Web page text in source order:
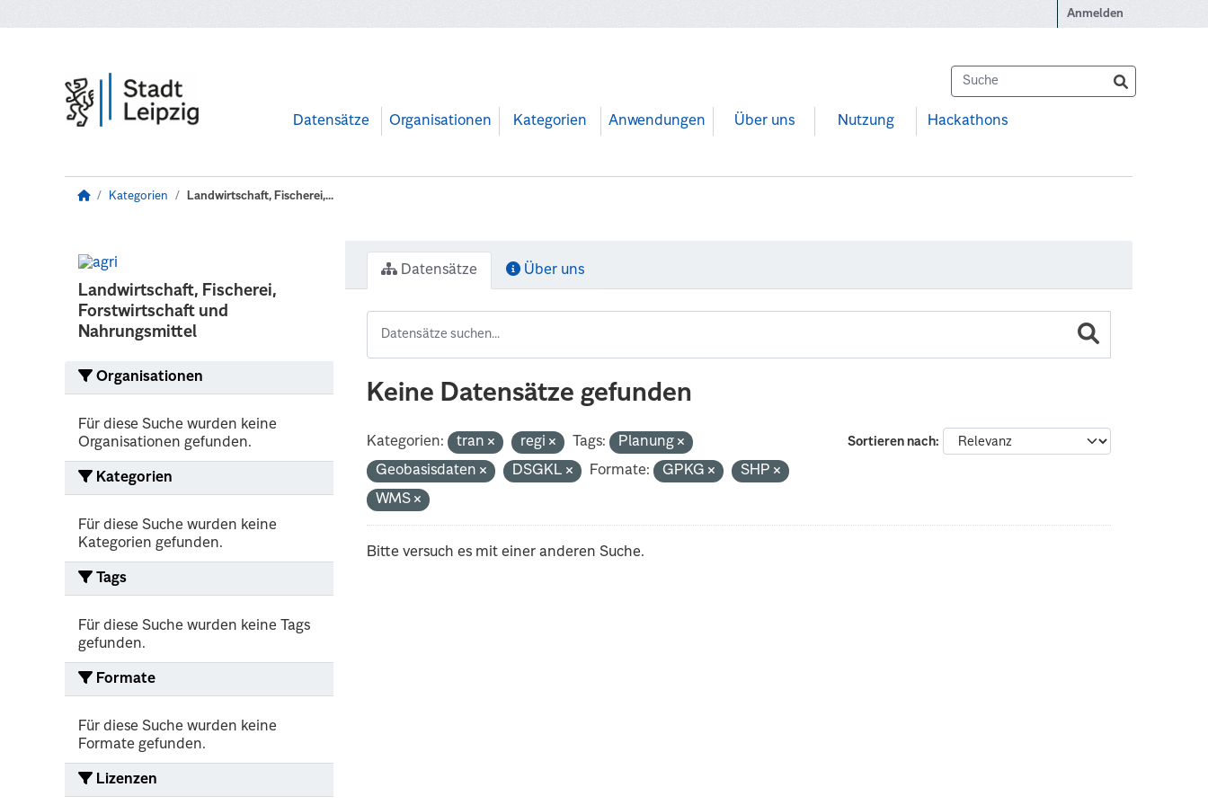
Anmelden
Datensätze Organisationen Kategorien Anwendungen Über uns Nutzung Hackathons
Kategorien Landwirtschaft, Fischerei,...
Landwirtschaft, Fischerei,
Forstwirtschaft und
Nahrungsmittel
Organisationen
Für diese Suche wurden keine
Organisationen gefunden.
Kategorien
Für diese Suche wurden keine
Kategorien gefunden.
Tags
Für diese Suche wurden keine Tags
gefunden.
Formate
Für diese Suche wurden keine
Formate gefunden.
Lizenzen
Datensätze Über uns
Keine Datensätze gefunden
Sortieren nach
Kategorien: tran regi Tags:
Planung
Geobasisdaten
DSGKL Formate: GPKG
SHP
WMS
Bitte versuch es mit einer anderen Suche.